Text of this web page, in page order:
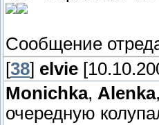
Сообщение
[38] elvie
Monichka, Alenka,
очередную